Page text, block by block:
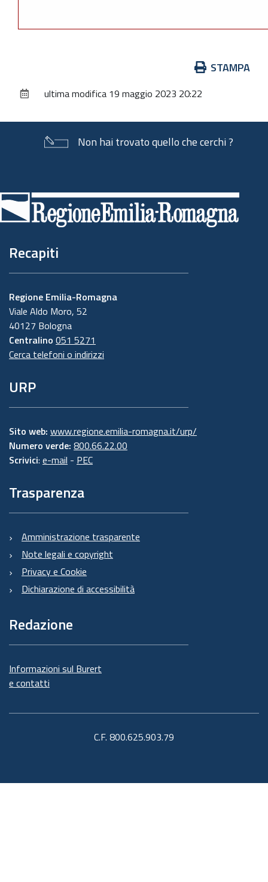
documento
STAMPA
ultima modifica 19 maggio 2023 20:22
Non hai trovato quello che cerchi ?
di
pagina
Recapiti
Regione Emilia-Romagna
Viale Aldo Moro, 52
40127 Bologna
Centralino 051 5271
Cerca telefoni o indirizzi
URP
Sito web: www.regione.emilia-romagna.it/urp/
Numero verde: 800.66.22.00
Scrivici: e-mail - PEC
Trasparenza
Amministrazione trasparente
Note legali e copyright
Privacy e Cookie
Dichiarazione di accessibilità
Redazione
Informazioni sul Burert
e contatti
C.F. 800.625.903.79